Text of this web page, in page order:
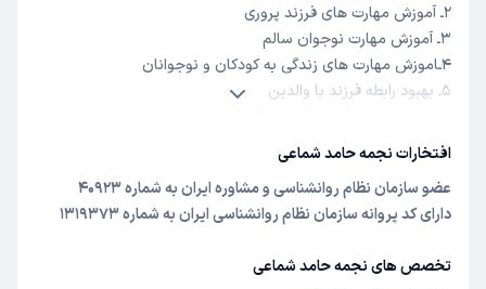
2ـ آموزش مهارت های فرزند پروری
3ـ آموزش مهارت نوجوان سالم
4ـاموزش مهارت های زندگی به کودکان و نوجوانان
5ـ بهبود رابطه فرزند با والدین
7ـ مشاوره تحصیلی
افتخارات نجمه حامد شماعی
عضو سازمان نظام روانشناسی و مشاوره ایرانبه شماره 40923
دارای کد پروانه سازمان نظام روانشناسی ایرانبه شماره 1319373
تخصص های نجمه حامد شماعی